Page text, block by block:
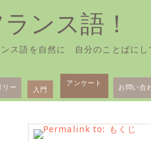
ンス語！
ス語を自然に 自分のことばにし
リー 入門
アンケート お問い合